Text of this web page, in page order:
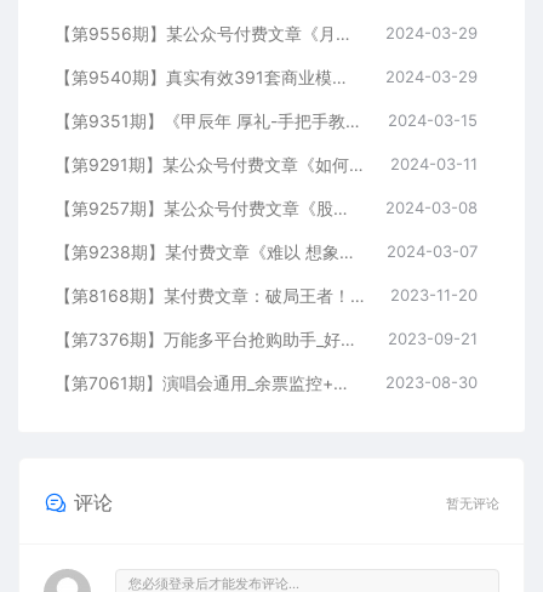
【第9556期】某公众号付费文章《月入30万的暴利单品(续)》客单价三四千，非常暴利 2024-03-29
【第9540期】真实有效391套商业模式，年入几十到几百万案例解析（电子书+视频+图文） 2024-03-29
【第9351期】《甲辰年 厚礼-手把手教你布置 今年的家居风水》 2024-03-15
【第9291期】某公众号付费文章《如何让收入提升百十倍？》 2024-03-11
【第9257期】某公众号付费文章《股票市场真正赚钱的核心逻辑》 2024-03-08
【第9238期】某付费文章《难以 想象，这篇狠辣的文章，居然能公开出来》 2024-03-07
【第8168期】某付费文章：破局王者！此人乃千古“作弊”第一人 2023-11-20
【第7376期】万能多平台抢购助手_好用且开源的油猴插件 2023-09-21
【第7061期】演唱会通用_余票监控+抢回流票（教程+软件） 2023-08-30
评论 暂无评论